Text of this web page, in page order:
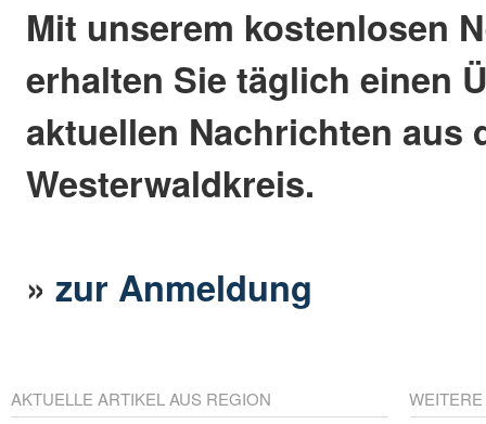
Mit unserem kostenlosen
erhalten Sie täglich einen
aktuellen Nachrichten aus
Westerwaldkreis.
»zur Anmeldung
AKTUELLE ARTIKEL AUS REGION